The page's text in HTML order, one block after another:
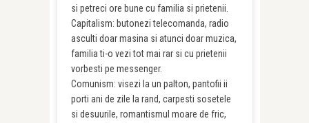
si petreci ore bune cu familia si prietenii.
Capitalism: butonezi telecomanda, radio
asculti doar masina si atunci doar muzica,
familia ti-o vezi tot mai rar si cu prietenii
vorbesti pe messenger.
Comunism: visezi la un palton, pantofii ii
porti ani de zile la rand, carpesti sosetele
si desuurile, romantismul moare de fric,